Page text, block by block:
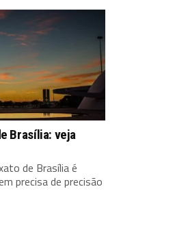
Brasília: veja
de Brasília é
precisa de precisão